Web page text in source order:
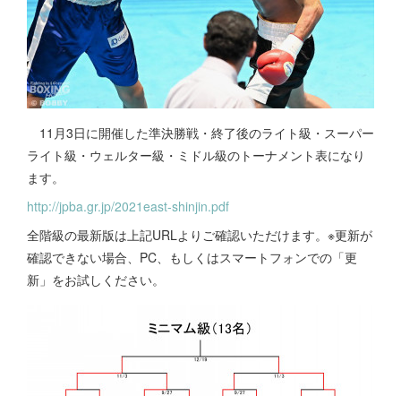
11月3日に開催した準決勝戦・終了後のライト級・スーパー
ライト級・ウェルター級・ミドル級のトーナメント表になり
ます。
http://jpba.gr.jp/2021east-shinjin.pdf
全階級の最新版は上記URLよりご確認いただけます。※更新が
確認できない場合、PC、もしくはスマートフォンでの「更
新」をお試しください。